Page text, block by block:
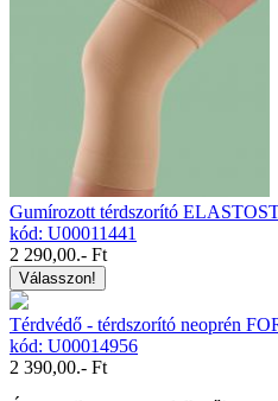
Gumírozott térdszorító
kód: U00011441
2 290,00.- Ft
Válasszon!
Térdvédő - térdszorító neoprén
kód: U00014956
2 390,00.- Ft